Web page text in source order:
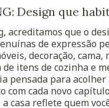
Design que
acreditamos que o
de expressão
decoração, cama,
itens de cozinha e
pensada para
com cada novo
casa reflete quem